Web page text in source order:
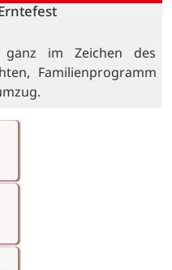
im Zeichen des
Familienprogramm